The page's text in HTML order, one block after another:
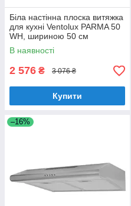
Біла настінна плоска витяжка
для кухні Ventolux PARMA 50
WH, шириною 50 см
В наявності
2 576 ₴ 3 076 ₴
Купити
–16%